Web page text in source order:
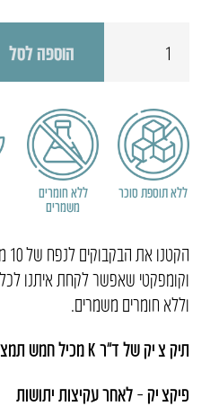
קיץ
–
תיק
צ'יק
הוספה לסל
ללא תוספת סוכר
ללא חומרים
משמרים
וקומפקטי שאפשר לקחת איתנו
וללא חומרים משמרים
תיקציקשלד”ר מכילחמש
פיקציק–לאחרעקיצות יתושות